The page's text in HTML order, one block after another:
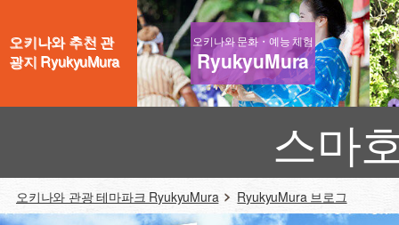
오키나와 추천 관
광지 RyukyuMura
오키나와 문화・예능 체험
RyukyuMura
스마
오키나와 관광 테마파크 RyukyuMura RyukyuMura 브로그